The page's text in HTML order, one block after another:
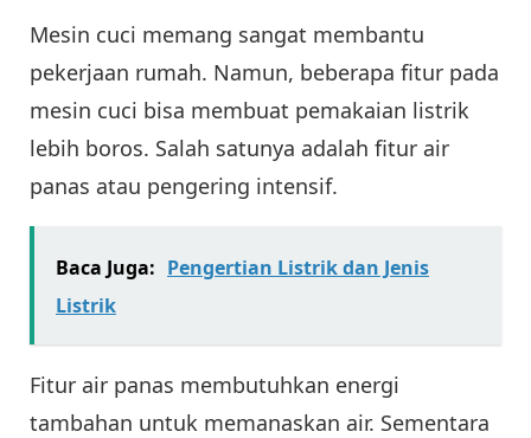
Mesin cuci memang sangat membantu
pekerjaan rumah. Namun, beberapa fitur pada
mesin cuci bisa membuat pemakaian listrik
lebih boros. Salah satunya adalah fitur air
panas atau pengering intensif.
Baca Juga: Pengertian Listrik dan Jenis
Listrik
Fitur air panas membutuhkan energi
tambahan untuk memanaskan air. Sementara